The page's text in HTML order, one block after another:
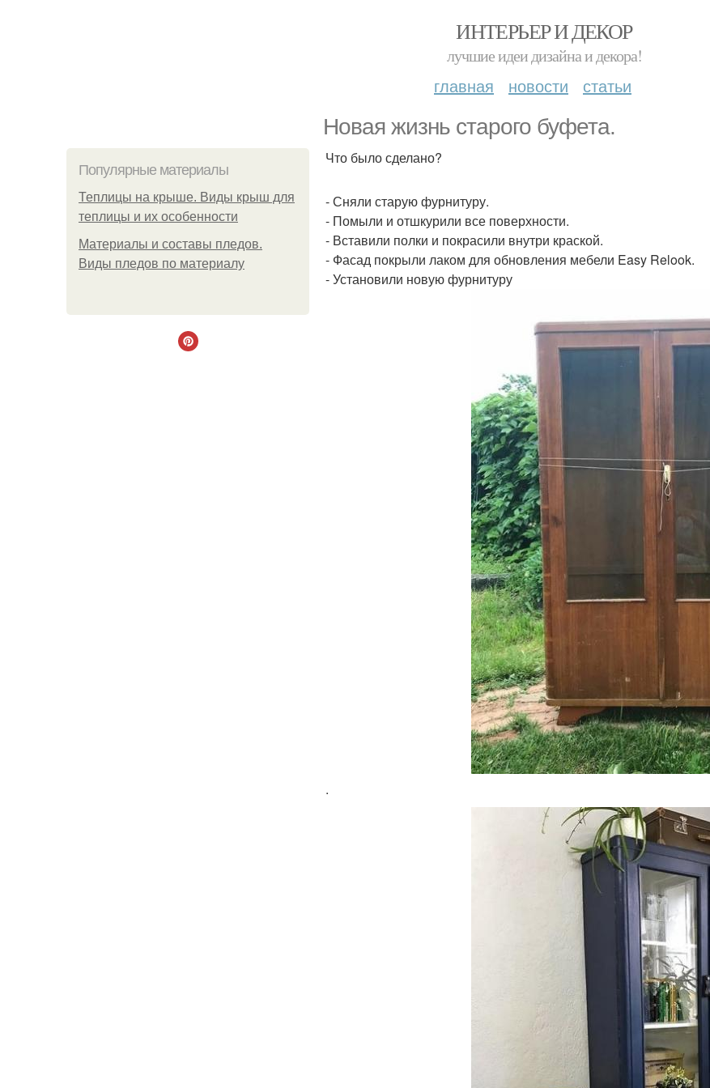
ИНТЕРЬЕР И ДЕКОР
лучшие идеи дизайна и декора!
главная новости статьи
Новая жизнь старого буфета.
Популярные материалы
Теплицы на крыше. Виды крыш для
теплицы и их особенности
Материалы и составы пледов.
Виды пледов по материалу
Что было сделано?
- Сняли старую фурнитуру.
- Помыли и отшкурили все поверхности.
- Вставили полки и покрасили внутри краской.
- Фасад покрыли лаком для обновления мебели Easy Relook.
- Установили новую фурнитуру
.